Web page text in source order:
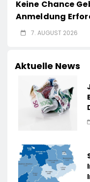
Keine Chance
Anmeldung
7. AUGUST 2026
Aktuelle News